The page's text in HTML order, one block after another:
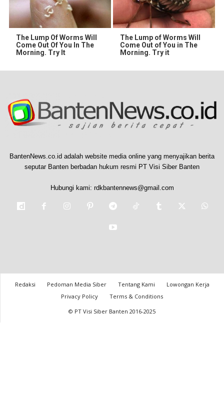
The Lump Of Worms Will
Come Out Of You In The
Morning. Try It
The Lump of Worms Will
Come Out of You in The
Morning. Try it
BantenNews.co.id adalah website media online yang menyajikan berita
seputar Banten berbadan hukum resmi PT Visi Siber Banten
Hubungi kami: rdkbantennews@gmail.com
Redaksi Pedoman Media Siber Tentang Kami
Lowongan Kerja
Privacy Policy
Terms & Conditions
© PT Visi Siber Banten 2016-2025